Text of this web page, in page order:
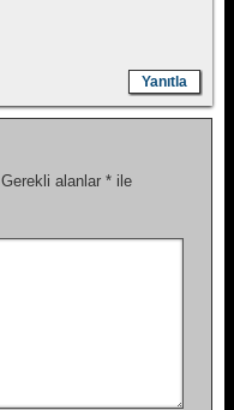
Yanıtla
Gerekli alanlar * ile